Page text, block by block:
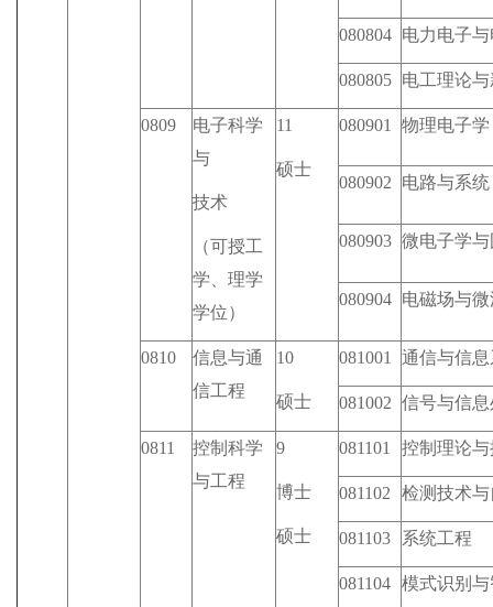
080804 电力电子
080805 电工理论
0809
电子科学
与
技术
（可授工
学、理学
学位）
11
硕士
080901 物理电子学
080902 电路与系统
080903 微电子学
080904 电磁场与
0810
信息与通
信工程
10
硕士
081001 通信与信
081002 信号与信
0811
控制科学
与工程
9
博士
硕士
081101 控制理论
081102 检测技术
081103 系统工程
081104 模式识别